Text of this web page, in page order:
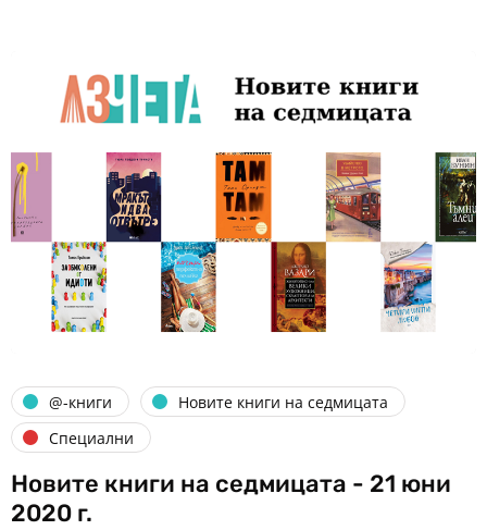
@-книги
Новите книги на седмицата
Специални
Новите книги на седмицата - 21 юни
2020 г.